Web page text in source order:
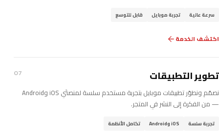
سرعة عالية تجربة موبايل قابل للتوسع
اكتشف الخدمة
تطوير التطبيقات 07
نصمّم ونطوّر تطبيقات موبايل بتجربة مستخدم سلسة لمنصتَي iOS وAndroid
— من الفكرة إلى النشر في المتجر.
تجربة سلسة iOS وAndroid تكامل الأنظمة